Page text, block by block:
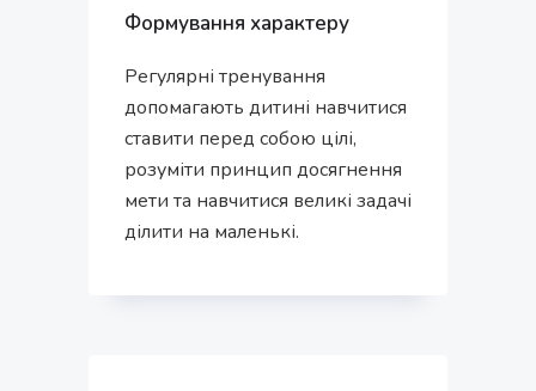
Формування характеру
Регулярні тренування
допомагають дитині навчитися
ставити перед собою цілі,
розуміти принцип досягнення
мети та навчитися великі задачі
ділити на маленькі.